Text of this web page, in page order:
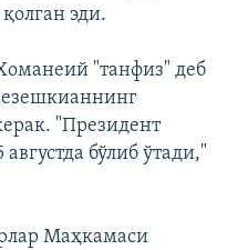
эди.
"танфиз" деб
"Президент
бўлиб ўтади,"
Маҳкамаси